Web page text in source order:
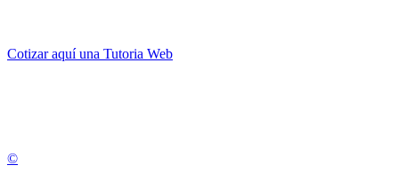
Cotizar aquí una Tutoria Web
©